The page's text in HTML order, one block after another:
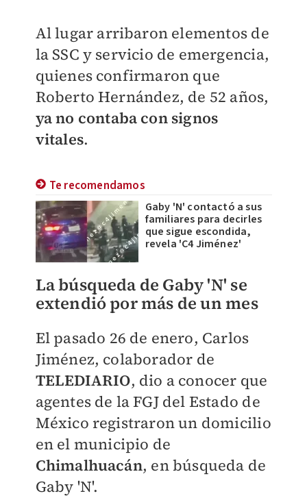
Al lugar arribaron elementos de
la SSC y servicio de emergencia,
quienes confirmaron que
Roberto Hernández, de 52 años,
ya no contaba con signos
vitales.
Te recomendamos
Gaby 'N' contactó a sus
familiares para decirles
que sigue escondida,
revela 'C4 Jiménez'
La búsqueda de Gaby 'N' se
extendió por más de un mes
El pasado 26 de enero, Carlos
Jiménez, colaborador de
TELEDIARIO, dio a conocer que
agentes de la FGJ del Estado de
México registraron un domicilio
en el municipio de
Chimalhuacán, en búsqueda de
Gaby 'N'.